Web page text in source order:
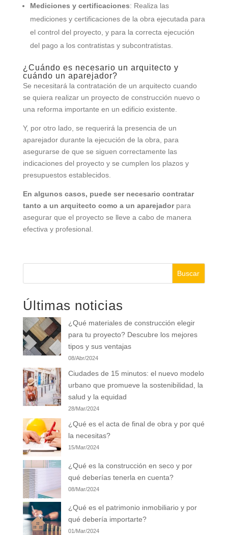
Mediciones y certificaciones: Realiza las
mediciones y certificaciones de la obra ejecutada para
el control del proyecto, y para la correcta ejecución
del pago a los contratistas y subcontratistas.
¿Cuándo es necesario un arquitecto y
cuándo un aparejador?
Se necesitará la contratación de un arquitecto cuando
se quiera realizar un proyecto de construcción nuevo o
una reforma importante en un edificio existente.
Y, por otro lado, se requerirá la presencia de un
aparejador durante la ejecución de la obra, para
asegurarse de que se siguen correctamente las
indicaciones del proyecto y se cumplen los plazos y
presupuestos establecidos.
En algunos casos, puede ser necesario contratar
tanto a un arquitecto como a un aparejadorpara
asegurar que el proyecto se lleve a cabo de manera
efectiva y profesional.
Buscar
Últimas noticias
¿Qué materiales de construcción elegir
para tu proyecto? Descubre los mejores
tipos y sus ventajas
08/Abr/2024
Ciudades de 15 minutos: el nuevo modelo
urbano que promueve la sostenibilidad, la
salud y la equidad
28/Mar/2024
¿Qué es el acta de final de obra y por qué
la necesitas?
15/Mar/2024
¿Qué es la construcción en seco y por
qué deberías tenerla en cuenta?
08/Mar/2024
¿Qué es el patrimonio inmobiliario y por
qué debería importarte?
01/Mar/2024